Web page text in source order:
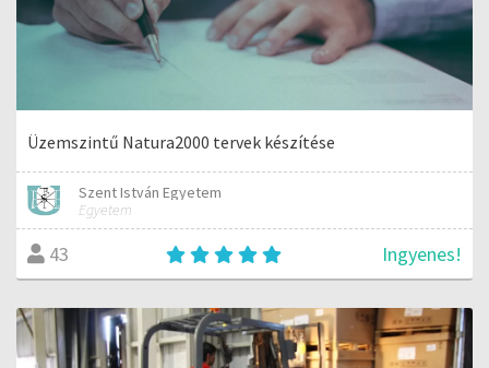
Üzemszintű Natura2000 tervek készítése
Szent István Egyetem
Egyetem
43 Ingyenes!